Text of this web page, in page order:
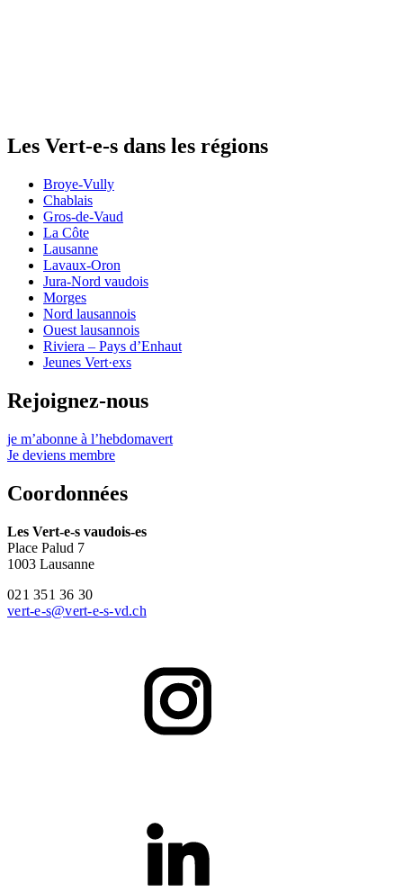
Les Vert-e-s dans les régions
Broye-Vully
Chablais
Gros-de-Vaud
La Côte
Lausanne
Lavaux-Oron
Jura-Nord vaudois
Morges
Nord lausannois
Ouest lausannois
Riviera – Pays d’Enhaut
Jeunes Vert·exs
Rejoignez-nous
je m’abonne à l’hebdomavert
Je deviens membre
Coordonnées
Les Vert-e-s vaudois-es
Place Palud 7
1003 Lausanne
021 351 36 30
vert-e-s@vert-e-s-vd.ch